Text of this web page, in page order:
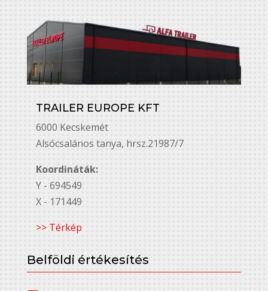
TRAILER EUROPE KFT
6000 Kecskemét
Alsó￳csalános tanya, hrsz.21987/7
Koordináták:
Y - 694549
X - 171449
>> Térkép
Belföldi értékesítés